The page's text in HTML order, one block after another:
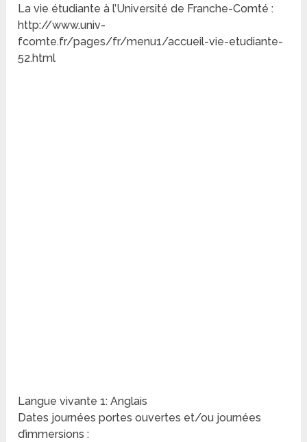
La vie étudiante à l’Université de Franche-Comté :
http://www.univ-
fcomte.fr/pages/fr/menu1/accueil-vie-etudiante-
52.html
Langue vivante 1: Anglais
Dates journées portes ouvertes et/ou journées
d’immersions :